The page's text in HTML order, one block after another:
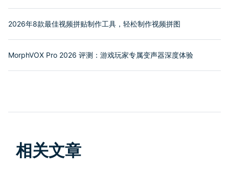
2026年8款最佳视频拼贴制作工具，轻松制作视频拼图
MorphVOX Pro 2026 评测：游戏玩家专属变声器深度体验
相关文章